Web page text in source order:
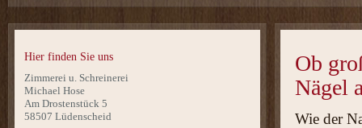
Hier finden Sie uns
Zimmerei u. Schreinerei
Michael Hose
Am Drostenstück 5
58507 Lüdenscheid
Ob
Nägel
Wie der